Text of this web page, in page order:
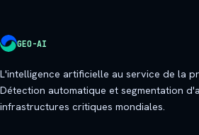
GEO-AI
L'intelligence artificielle au service de la
Détection automatique et segmentation
infrastructures critiques mondiales.